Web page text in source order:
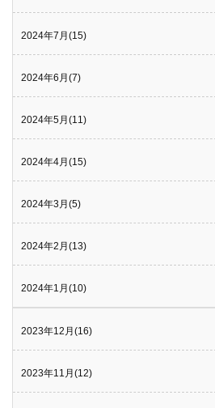
2024年7月(15)
2024年6月(7)
2024年5月(11)
2024年4月(15)
2024年3月(5)
2024年2月(13)
2024年1月(10)
2023年12月(16)
2023年11月(12)